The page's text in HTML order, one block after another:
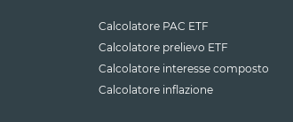
Calcolatore PAC ETF
Calcolatore prelievo ETF
Calcolatore interesse composto
Calcolatore inflazione